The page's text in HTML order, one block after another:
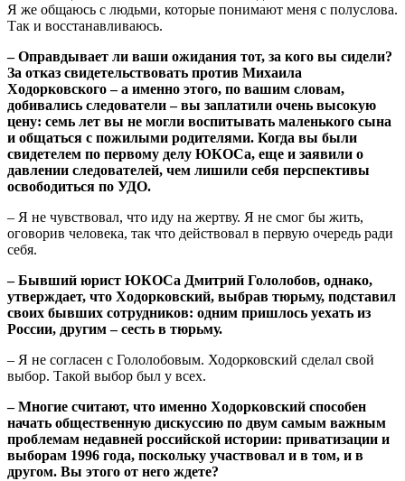
Я же общаюсь с людьми, которые понимают меня с полуслова.
Так и восстанавливаюсь.
– Оправдывает ли ваши ожидания тот, за кого вы сидели?
За отказ свидетельствовать против Михаила
Ходорковского – а именно этого, по вашим словам,
добивались следователи – вы заплатили очень высокую
цену: семь лет вы не могли воспитывать маленького сына
и общаться с пожилыми родителями. Когда вы были
свидетелем по первому делу ЮКОСа, еще и заявили о
давлении следователей, чем лишили себя перспективы
освободиться по УДО.
– Я не чувствовал, что иду на жертву. Я не смог бы жить,
оговорив человека, так что действовал в первую очередь ради
себя.
– Бывший юрист ЮКОСа Дмитрий Гололобов, однако,
утверждает, что Ходорковский, выбрав тюрьму, подставил
своих бывших сотрудников: одним пришлось уехать из
России, другим – сесть в тюрьму.
– Я не согласен с Гололобовым. Ходорковский сделал свой
выбор. Такой выбор был у всех.
– Многие считают, что именно Ходорковский способен
начать общественную дискуссию по двум самым важным
проблемам недавней российской истории: приватизации и
выборам 1996 года, поскольку участвовал и в том, и в
другом. Вы этого от него ждете?